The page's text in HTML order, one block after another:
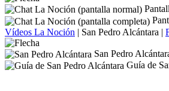
Vídeos La Noción | San Pedro Alcántara |
San Pedro
Guía de